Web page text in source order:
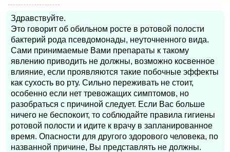
Здравствуйте.
Это говорит об обильном росте в ротовой полости
бактерий рода псевдомонады, неуточненного вида.
Сами принимаемые Вами препараты к такому
явлению приводить не должны, возможно косвенное
влияние, если проявляются такие побочные эффекты
как сухость во рту. Сильно переживать не стоит,
особенно если нет тревожащих симптомов, но
разобраться с причиной следует. Если Вас больше
ничего не беспокоит, то соблюдайте правила гигиены
ротовой полости и идите к врачу в запланированное
время. Опасности для другого здорового человека, по
названной причине, Вы представлять не должны.